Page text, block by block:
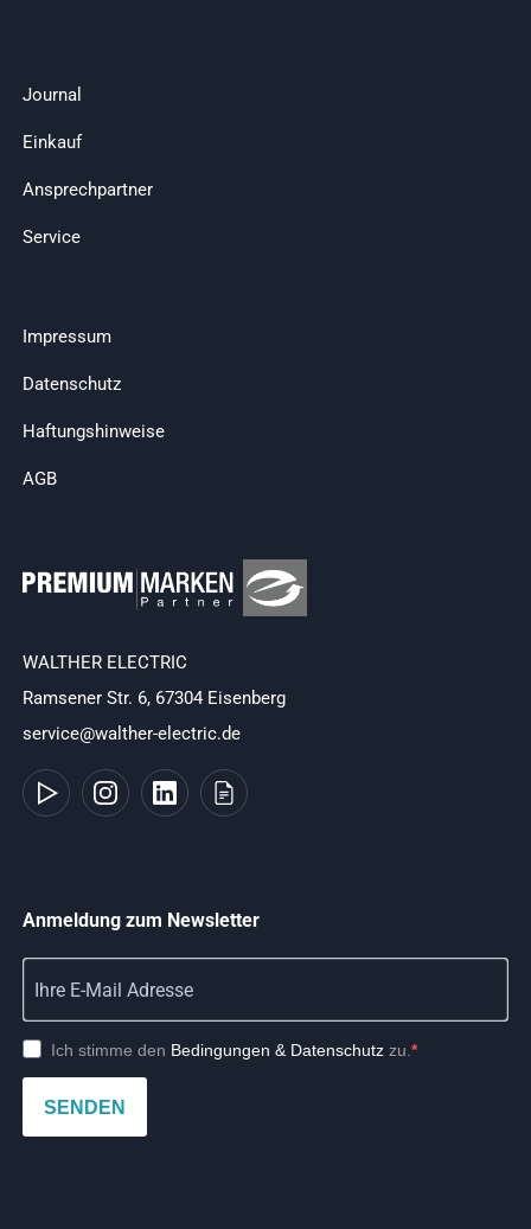
Journal
Einkauf
Ansprechpartner
Service
Impressum
Datenschutz
Haftungshinweise
AGB
WALTHER ELECTRIC
Ramsener Str. 6, 67304 Eisenberg
service@walther-electric.de
Anmeldung zum Newsletter
Ich stimme den Bedingungen & Datenschutz zu.
SENDEN